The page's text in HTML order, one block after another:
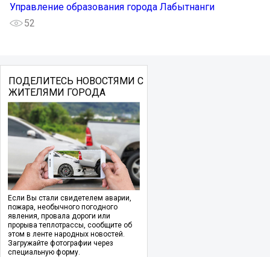
Управление образования города Лабытнанги
52
ПОДЕЛИТЕСЬ НОВОСТЯМИ С
ЖИТЕЛЯМИ ГОРОДА
Если Вы стали свидетелем аварии,
пожара, необычного погодного
явления, провала дороги или
прорыва теплотрассы, сообщите об
этом в ленте народных новостей.
Загружайте фотографии через
специальную форму.